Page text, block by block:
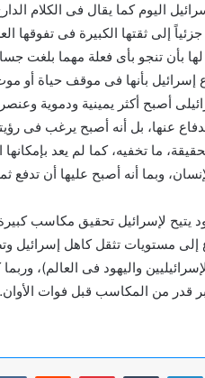
اليوم كما يقال فى الكلام
إلى ثقتها الكبيرة فى تفوقها
بأن تنجو بأى فعلة مهما بلغت
بأنها فى موقف حياة أو
أصبح أكثر يمينية ودموية
عنها، بل أنه أصبح يرغب فى
ما تخفيه، كما لم يعد
وبما أنه أصبح عليها أن تدفع
يتيح لإسرائيل تحقيق مكاسب
إلى مستويات تثقل كاهل إسرائيل
واليهود فى العالم)،
قدر من المكاسب قبل فوات